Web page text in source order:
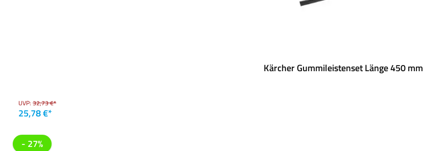
Kärcher Gummileistenset Länge 450 mm
UVP: 32,73 €*
25,78 €*
- 27%